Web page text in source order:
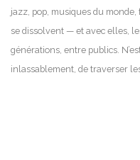
jazz, pop, musiques du
se dissolvent — et avec elles,
générations, entre publics.
inlassablement, de traverser